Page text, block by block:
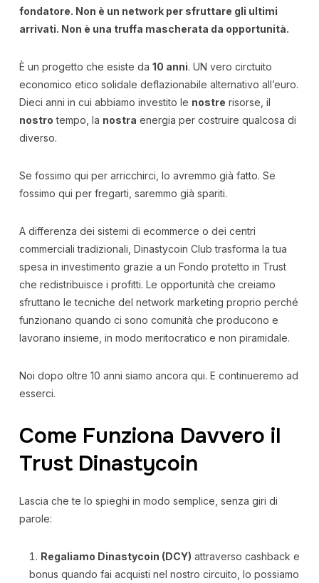
fondatore. Non è un network per sfruttare gli ultimi
arrivati. Non è una truffa mascherata da opportunità.
È un progetto che esiste da 10 anni. UN vero circtuito
economico etico solidale deflazionabile alternativo all’euro.
Dieci anni in cui abbiamo investito le nostre risorse, il
nostro tempo, la nostra energia per costruire qualcosa di
diverso.
Se fossimo qui per arricchirci, lo avremmo già fatto. Se
fossimo qui per fregarti, saremmo già spariti.
A differenza dei sistemi di ecommerce o dei centri
commerciali tradizionali, Dinastycoin Club trasforma la tua
spesa in investimento grazie a un Fondo protetto in Trust
che redistribuisce i profitti. Le opportunità che creiamo
sfruttano le tecniche del network marketing proprio perché
funzionano quando ci sono comunità che producono e
lavorano insieme, in modo meritocratico e non piramidale.
Noi dopo oltre 10 anni siamo ancora qui. E continueremo ad
esserci.
Come Funziona Davvero il
Trust Dinastycoin
Lascia che te lo spieghi in modo semplice, senza giri di
parole:
Regaliamo Dinastycoin (DCY) attraverso cashback e
bonus quando fai acquisti nel nostro circuito, lo possiamo